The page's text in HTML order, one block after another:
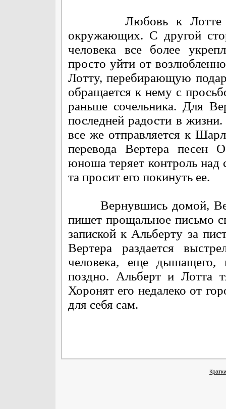
Любовь к Лотте
окружающих. С другой
человека все более
просто уйти от
Лотту, перебирающую
обращается к нему с
раньше сочельника. Для
последней радости в
все же отправляется к
перевода Вертера песен
юноша теряет контроль над
та просит его покинуть ее.
Вернувшись домой,
пишет прощальное письмо
запиской к Альберту за
Вертера раздается
человека, еще дышащего,
поздно. Альберт и Лотта
Хоронят его недалеко от
для себя сам.